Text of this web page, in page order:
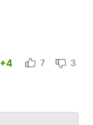
+4 7 3